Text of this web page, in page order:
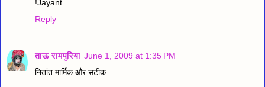
!Jayant
Reply
ताऊ रामपुरिया June 1, 2009 at 1:35 PM
नितांत मार्मिक और सटीक.